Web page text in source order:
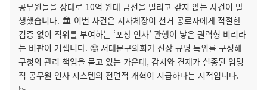
공무원들을 상대로 10억 원대 금전을 빌리고 갚지 않는 사건이 발
생했습니다. 🏛️ 이번 사건은 지자체장이 선거 공로자에게 적절한
검증 없이 직위를 부여하는 ‘포상 인사’ 관행이 낳은 권력형 비리라
는 비판이 거셉니다. 🧐 서대문구의회가 진상 규명 특위를 구성해
구청의 관리 책임을 묻고 있는 가운데, 감시와 견제가 실종된 임명
직 공무원 인사 시스템의 전면적 개혁이 시급하다는 지적입니다.